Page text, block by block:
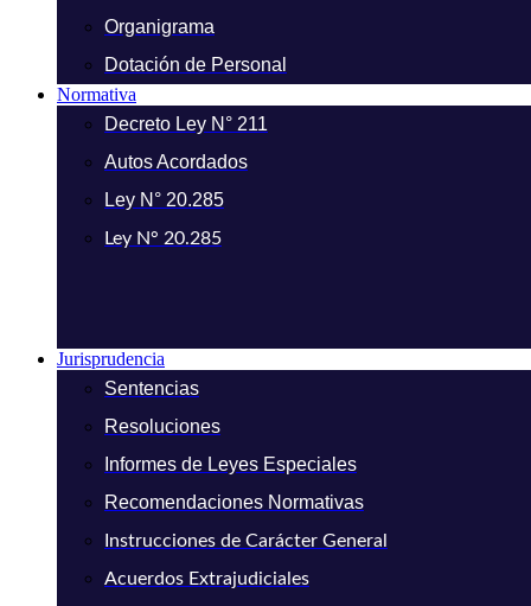
Organigrama
Dotación de Personal
Normativa
Decreto Ley N° 211
Autos Acordados
Ley N° 20.285
Ley N° 20.285
Jurisprudencia
Sentencias
Resoluciones
Informes de Leyes Especiales
Recomendaciones Normativas
Instrucciones de Carácter General
Acuerdos Extrajudiciales